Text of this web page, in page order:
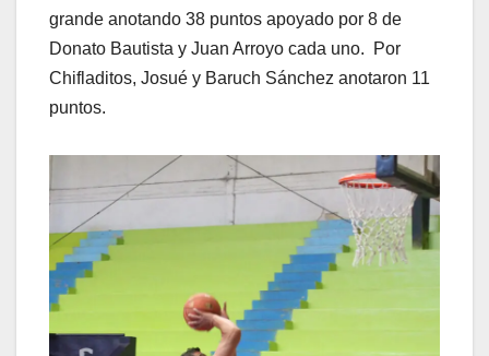
grande anotando 38 puntos apoyado por 8 de
Donato Bautista y Juan Arroyo cada uno. Por
Chifladitos, Josué y Baruch Sánchez anotaron 11
puntos.